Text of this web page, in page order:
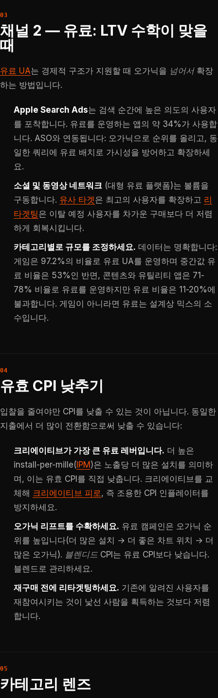
채널 2 — 유료: LTV 수학이 맞을
때
유료 UA는 경제적 구조가 지원할 때 오가닉을 넘어서확장
하는 방법입니다.
Apple Search Ads는 검색 순간에 높은 의도의 사용자
를 포착합니다. 유료를 운영하는 앱의 약 34%가 사용합
니다. ASO와 연동됩니다: 오가닉으로 순위를 올리고, 동
일한 쿼리에 유료 배치로 가시성을 방어하고 확장하세
요.
소셜 및 동영상 네트워크 (대형 유료 플랫폼)는 볼륨을
구동합니다. 유사 타겟은 최고의 사용자를 확장하고 리
타겟팅은 이탈 예정 사용자를 차가운 구매보다 더 저렴
하게 회복시킵니다.
카테고리별로 규모를 조정하세요. 데이터는 명확합니다:
게임은 97.2%의 비율로 유료 UA를 운영하며 중간값 유
료 비율은 53%인 반면, 콘텐츠와 유틸리티 앱은 71-
78% 비율로 유료를 운영하지만 유료 비율은 11-20%에
불과합니다. 게임이 아니라면 유료는 설계상 믹스의 소
수입니다.
유효 CPI 낮추기
입찰을 줄여야만 CPI를 낮출 수 있는 것이 아닙니다. 동일한
지출에서 더 많이 전환함으로써 낮출 수 있습니다:
크리에이티브가 가장 큰 유료 레버입니다. 더 높은
install-per-mille( IPM )은 노출당 더 많은 설치를 의미하
며, 이는 유효 CPI를 직접 낮춥니다. 크리에이티브를 교
체해 크리에이티브 피로, 즉 조용한 CPI 인플레이터를
방지하세요.
오가닉 리프트를 수확하세요. 유료 캠페인은 오가닉 순
위를 높입니다(더 많은 설치 → 더 좋은 차트 위치 → 더
많은 오가닉). 블렌디드 CPI는 유료 CPI보다 낮습니다.
블렌드로 관리하세요.
재구매 전에 리타겟팅하세요. 기존에 알려진 사용자를
재참여시키는 것이 낯선 사람을 획득하는 것보다 저렴
합니다.
카테고리 렌즈